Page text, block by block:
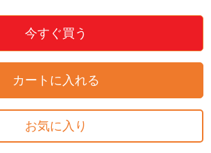
今すぐ買う
カートに入れる
お気に入り